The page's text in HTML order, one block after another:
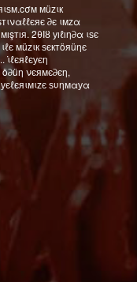
мüzιк
∂є ιмzα
2θΙȣ уıℓıη∂α ιѕє
мüzιк ѕєктöяüηє
ι̇ℓєяℓєуєη
νєямє∂єη,
ѕυηмαуα